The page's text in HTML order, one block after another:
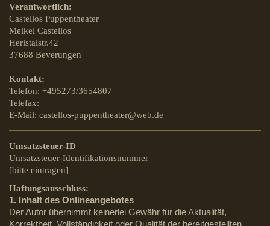
Verantwortlich:
Castellos Puppentheater
Meikel Castellos
Heristalstr.42
37688 Beverungen
Kontakt:
Telefon: +495273/3654807
Telefax:
E-Mail: castellos-puppentheater@web.de
Umsatzsteuer-ID
Umsatzsteuer-Identifikationsnummer
[bitte eintragen]
Haftungsausschluss:
1. Inhalt des Onlineangebotes
Der Autor übernimmt keinerlei Gewähr für die Aktualität,
Korrektheit, Vollständigkeit oder Qualität der bereitgestellten